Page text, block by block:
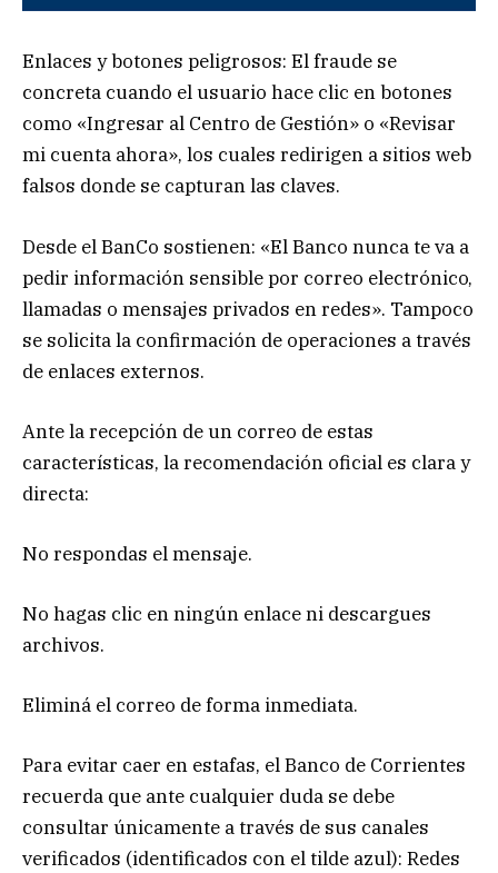
Enlaces y botones peligrosos: El fraude se
concreta cuando el usuario hace clic en botones
como «Ingresar al Centro de Gestión» o «Revisar
mi cuenta ahora», los cuales redirigen a sitios web
falsos donde se capturan las claves.
Desde el BanCo sostienen: «El Banco nunca te va a
pedir información sensible por correo electrónico,
llamadas o mensajes privados en redes». Tampoco
se solicita la confirmación de operaciones a través
de enlaces externos.
Ante la recepción de un correo de estas
características, la recomendación oficial es clara y
directa:
No respondas el mensaje.
No hagas clic en ningún enlace ni descargues
archivos.
Eliminá el correo de forma inmediata.
Para evitar caer en estafas, el Banco de Corrientes
recuerda que ante cualquier duda se debe
consultar únicamente a través de sus canales
verificados (identificados con el tilde azul): Redes